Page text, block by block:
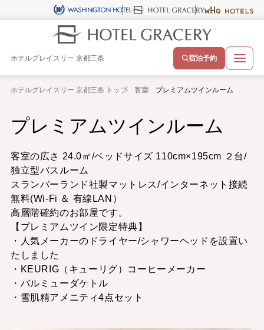
ホテルグレイスリー 京都三条 宿泊予約
ホテルグレイスリー 京都三条 トップ 客室 プレミアムツインルーム
プレミアムツインルーム
客室の広さ 24.0㎡/ベッドサイズ 110cm×195cm ２台/
独立型バスルーム
スランバーランド社製マットレス/インターネット接続
無料(Wi-Fi ＆ 有線LAN）
高層階確約のお部屋です。
【プレミアムツイン限定特典】
・人気メーカーのドライヤー/シャワーヘッドを設置い
たしました
・KEURIG（キューリグ）コーヒーメーカー
・バルミューダケトル
・雪肌精アメニティ4点セット